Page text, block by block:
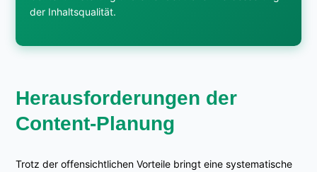
der Inhaltsqualität.
Herausforderungen der
Content-Planung
Trotz der offensichtlichen Vorteile bringt eine systematische